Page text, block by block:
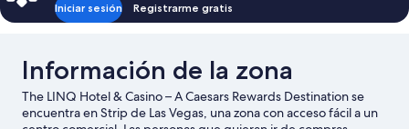
Iniciar sesión Registrarme gratis
Información de la zona
The LINQ Hotel & Casino – A Caesars Rewards Destination se
encuentra en Strip de Las Vegas, una zona con acceso fácil a un